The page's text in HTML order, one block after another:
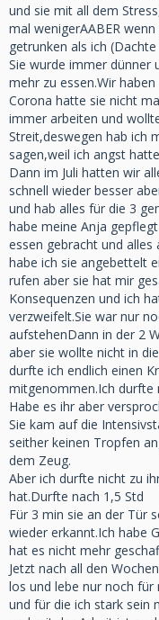
und sie mit all dem
mal wenigerAABER
getrunken als ich (Dachte
Sie wurde immer dünner
mehr zu essen.Wir
Corona hatte sie nicht
immer arbeiten und
Streit,deswegen hab ich
sagen,weil ich angst
Dann im Juli hatten wir
schnell wieder besser
und hab alles für die 3
habe meine Anja
essen gebracht und
habe ich sie angebettelt
rufen aber sie hat mir
Konsequenzen und ich
verzweifelt.Sie war nur
aufstehenDann in der 2
aber sie wollte nicht in
durfte ich endlich einen
mitgenommen.Ich durfte
Habe es ihr aber
Sie kam auf die
seither keinen Tropfen
dem Zeug.
Aber ich durfte nicht zu
hat.Durfte nach 1,5 Std
Für 3 min sie an der Tür
wieder erkannt.Ich habe
hat es nicht mehr
Jetzt nach all den
los und lebe nur noch für
und für die ich stark sein